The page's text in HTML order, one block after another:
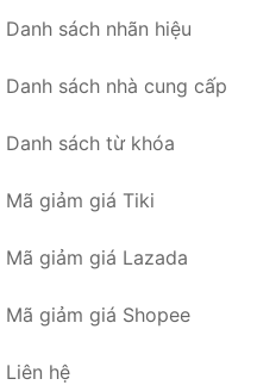
Danh sách nhãn hiệu
Danh sách nhà cung cấp
Danh sách từ khóa
Mã giảm giá Tiki
Mã giảm giá Lazada
Mã giảm giá Shopee
Liên hệ